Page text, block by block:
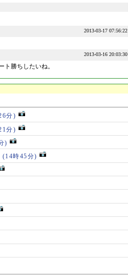
2013-03-17 07:56:22
2013-03-16 20:03:30
勝ちしたいね。
分)
分)
)
(14時45分)